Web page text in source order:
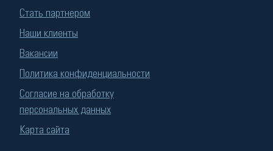
Стать партнером
Наши клиенты
Вакансии
Политика конфиденциальности
Согласие на обработку
персональных данных
Карта сайта